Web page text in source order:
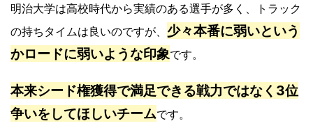
明治大学は高校時代から実績のある選手が多く、トラック
の持ちタイムは良いのですが、 少々本番に弱いという
かロードに弱いような印象です。
本来シード権獲得で満足できる戦力ではなく3位
争いをしてほしいチームです。